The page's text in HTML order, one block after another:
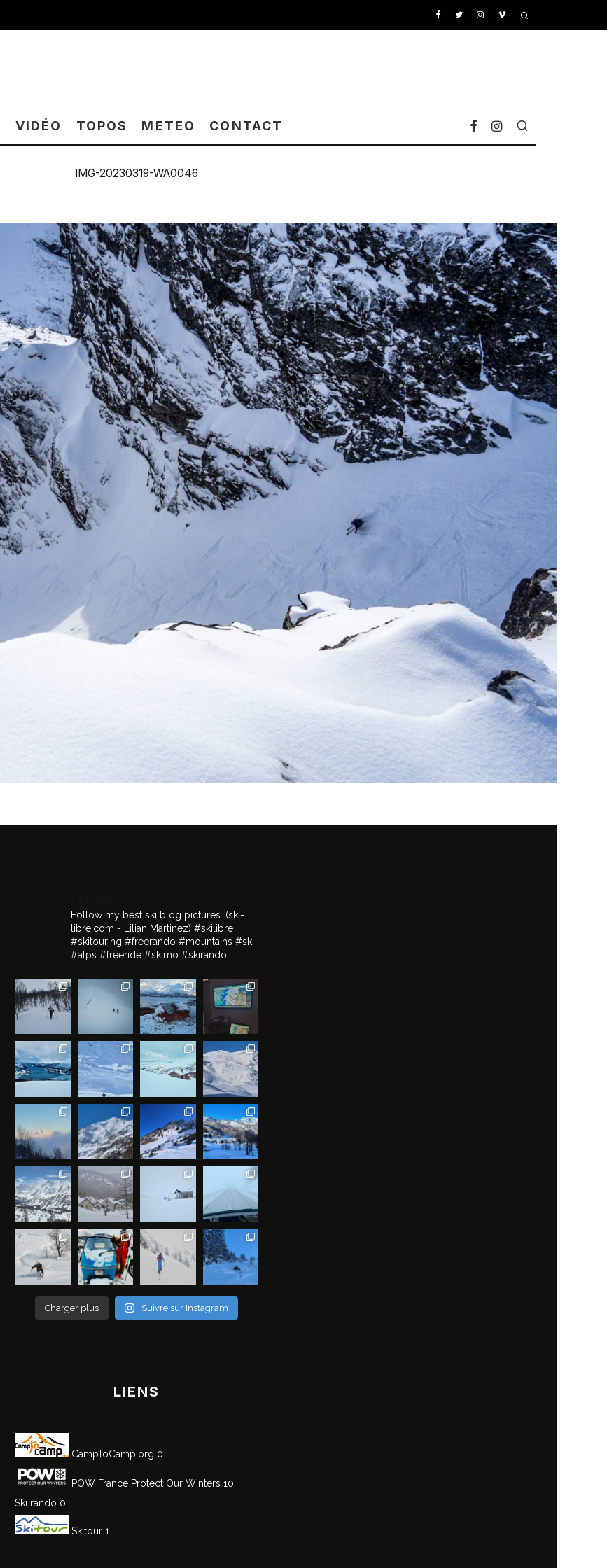
VIDÉO TOPOS METEO CONTACT
IMG-20230319-WA0046
Follow my best ski blog pictures. (ski-
libre.com - Lilian Martinez) #skilibre
#skitouring #freerando #mountains #ski
#alps #freeride #skimo #skirando
Charger plus Suivre sur Instagram
LIENS
CampToCamp.org 0
POW France Protect Our Winters 10
Ski rando 0
Skitour 1